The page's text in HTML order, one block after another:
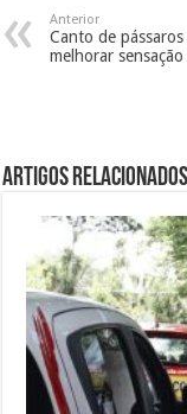
Anterior
Canto de
melhorar
Artigos Relacionados